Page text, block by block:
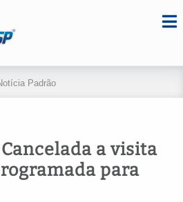
Padrão
a visita
para